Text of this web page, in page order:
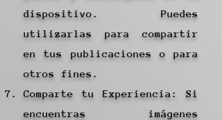
dispositivo. Puedes
utilizarlas para compartir
en tus publicaciones o para
otros fines.
Comparte tu Experiencia: Si
encuentras imágenes